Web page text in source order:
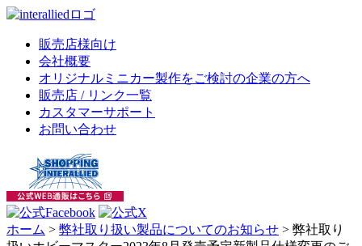
販売店様向け
会社概要
オリジナルミニカー製作をご検討の企業の方へ
販売店 / リンク一覧
カスタマーサポート
お問い合わせ
ホーム > 弊社取り扱い製品についてのお知らせ > 弊社取り